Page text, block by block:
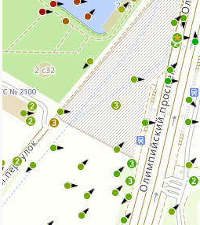
2
2
3
2
3
2
3
2
3